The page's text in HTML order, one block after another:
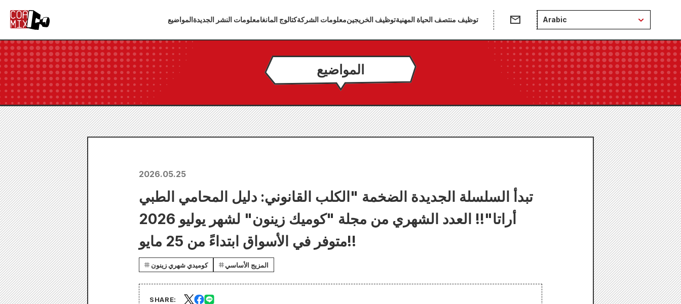
المواضيعمعلومات النشر الجديدةكتالوج المانغامعلومات الشركةتوظيف الخريجينتوظيف منتصف الحياة المهنية Arabic
المواضيع
2026.05.25
تبدأ السلسلة الجديدة الضخمة "الكلب القانوني: دليل المحامي الطبي
أراتا"!! العدد الشهري من مجلة "كوميك زينون" لشهر يوليو 2026
متوفر في الأسواق ابتداءً من 25 مايو!!
كوميدي شهري زينون المزيج الأساسي
SHARE: